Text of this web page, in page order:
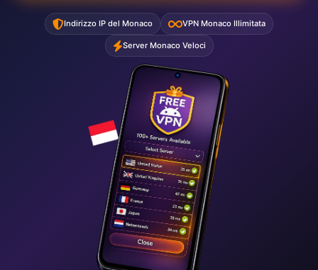
Indirizzo IP del Monaco VPN Monaco Illimitata
Server Monaco Veloci